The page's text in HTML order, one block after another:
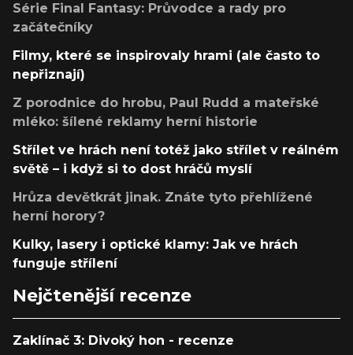
Série Final Fantasy: Průvodce a rady pro
začátečníky
Filmy, které se inspirovaly hrami (ale často to
nepřiznají)
Z porodnice do hrobu, Paul Rudd a mateřské
mléko: šílené reklamy herní historie
Střílet ve hrách není totéž jako střílet v reálném
světě – i když si to dost hráčů myslí
Hrůza devětkrát jinak. Znáte tyto přehlížené
herní horory?
Kulky, lasery i optické klamy: Jak ve hrách
funguje střílení
Nejčtenější recenze
Zaklínač 3: Divoký hon - recenze